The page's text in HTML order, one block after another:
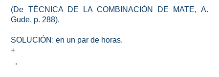
(De TÉCNICA DE LA COMBINACIÓN DE MATE, A.
Gude, p. 288).
SOLUCIÓN: en un par de horas.
+
.